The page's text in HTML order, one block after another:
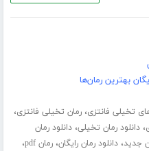
بهترین رمان‌ها
تخیلی فانتزی،رمان تخیلی فانتزی،
،دانلود رمان تخیلی،دانلود رمان
جدید،دانلود رمان رایگان،رمان pdf ،